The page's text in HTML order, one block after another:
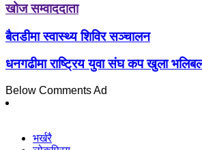
खोज सम्वाददाता
बैतडीमा स्वास्थ्य शिविर सञ्चालन
धनगढीमा राष्ट्रिय युवा संघ कप खुला
Below Comments Ad
भर्खरै